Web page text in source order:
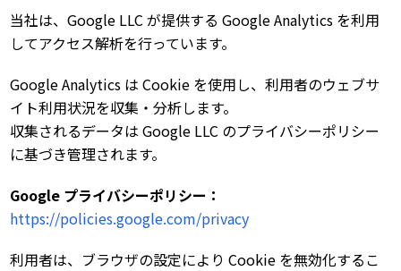
当社は、Google LLC が提供する Google Analytics を利用
してアクセス解析を行っています。
Google Analytics は Cookie を使用し、利用者のウェブサ
イト利用状況を収集・分析します。
収集されるデータは Google LLC のプライバシーポリシー
に基づき管理されます。
Google プライバシーポリシー：
https://policies.google.com/privacy
利用者は、ブラウザの設定により Cookie を無効化するこ